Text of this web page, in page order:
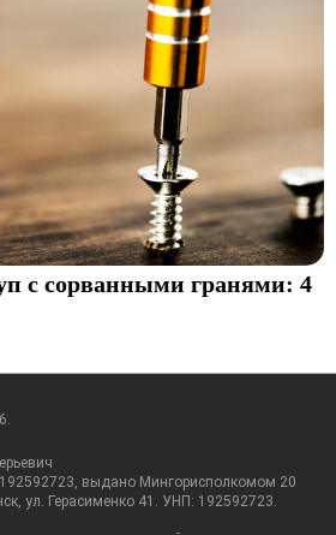
с сорванными гранями: 4
выдано Мингорисполкомом 20
ул. Герасименко 41. УНП: 192592723.